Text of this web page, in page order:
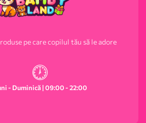
pe care copilul tău să le adore
- Duminică | 09:00 - 22:00